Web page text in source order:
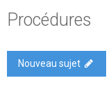
Procédures
Nouveau sujet